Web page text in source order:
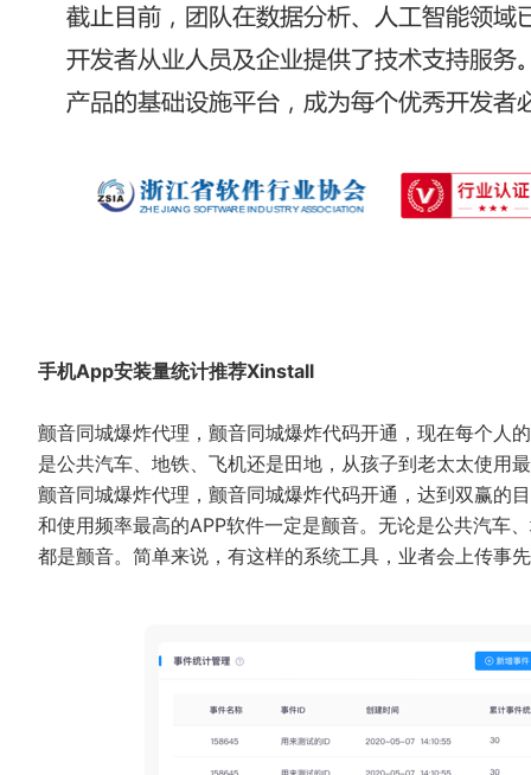
手机App安装量统计推荐Xinstall
颤音同城爆炸代理，颤音同城爆炸代码开通，现在每个人
是公共汽车、地铁、飞机还是田地，从孩子到老太太使用
颤音同城爆炸代理，颤音同城爆炸代码开通，达到双赢的
和使用频率最高的APP软件一定是颤音。无论是公共汽车
都是颤音。简单来说，有这样的系统工具，业者会上传事